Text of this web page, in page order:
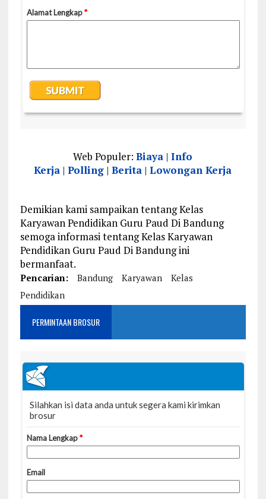
Web Populer:Biaya |Info
Kerja |Polling |Berita |Lowongan Kerja
Demikian kami sampaikan tentang Kelas
Karyawan Pendidikan Guru Paud Di Bandung
semoga informasi tentang Kelas Karyawan
Pendidikan Guru Paud Di Bandung ini
bermanfaat.
Pencarian: Bandung Karyawan
Kelas
Pendidikan
PERMINTAAN BROSUR